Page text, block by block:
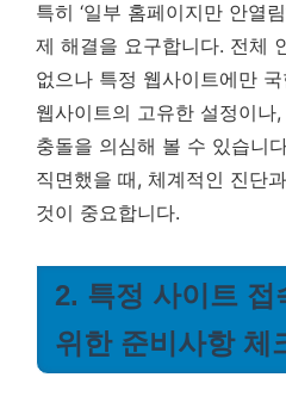
특히 ‘일부 홈페이지만 안열
제 해결을 요구합니다. 전체
없으나 특정 웹사이트에만
웹사이트의 고유한 설정이나
충돌을 의심해 볼 수 있습니
직면했을 때, 체계적인 진단
것이 중요합니다.
2. 특정 사이트 접
위한 준비사항 체